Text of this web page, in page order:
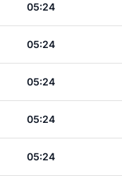
05:24
05:24
05:24
05:24
05:24